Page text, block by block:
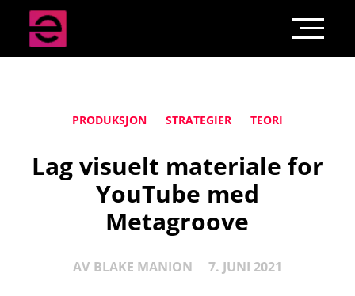
PRODUKSJON STRATEGIER TEORI
Lag visuelt materiale for
YouTube med
Metagroove
AV BLAKE MANION 7. JUNI 2021